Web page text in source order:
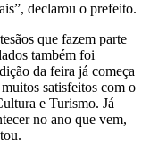
declarou o prefeito.
que fazem parte
também foi
da feira já começa
satisfeitos com o
e Turismo. Já
no ano que vem,